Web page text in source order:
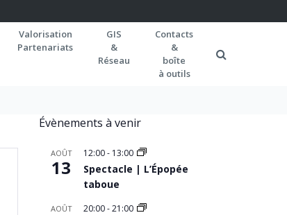
Valorisation
Partenariats
GIS
&
Réseau
Contacts
&
boîte
à outils
Évènements à venir
AOÛT
13
12:00- 13:00
Spectacle | L’Épopée
taboue
AOÛT 20:00-21:00